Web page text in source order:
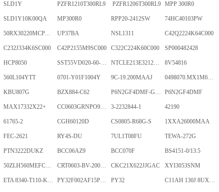
SLD1Y PZFR1210T300RL9 PZFR1206T300RL9 MPP 300R0
SLD1Y10K00QA MP300R0 RPP20-2412SW 74HC40103PW
50RX30220MCPA10X20 UP37BA NSL1311 C42Q2224K64C000
C232J334K6SC000 C42P2155M9SC000 C322C224K60C000 SP000482428
HCP8050 SST55VD020-60-C-TQWE NTCLE213E3212FMT 8V54816
560L104YTT 0701-Y01F1004Y 9C-19.200MAAJ 0498070.MX1M6-CN
KBU807G BZX884-C62 P6N2GF4DMF-GKT-2Gb P6N2GF4DMF
MAX17332X22+ CC0603GRNPO9BN400 3-2232844-1 42190
61765-2 CGH60120D CS0805-R68G-S 1XXA26000MAA
FEC-2621 RY4S-DU 7UL1T08FU TEWA-272G
PTN3222DUKZ BCC06AZ9 BCC070F BS4151-0/13.5
50ZLH560MEFCRI12.5X25 CRT0603-BV-2001ELF CKC21X622JJGAC XYI3053SNM
ETA 8340-T110-K1F1-ALH0-25A PY32F002AF15P6TU PY32 C11AH 130J 8UXLT